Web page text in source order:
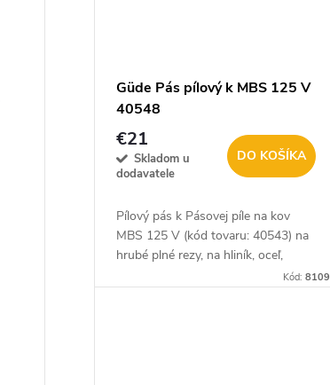
Güde Pás pílový k MBS 125 V
40548
€21
Skladom u
dodavatele
DO KOŠÍKA
Pílový pás k Pásovej píle na kov
MBS 125 V (kód tovaru: 40543) na
hrubé plné rezy, na hliník, oceľ,
Kód:8109